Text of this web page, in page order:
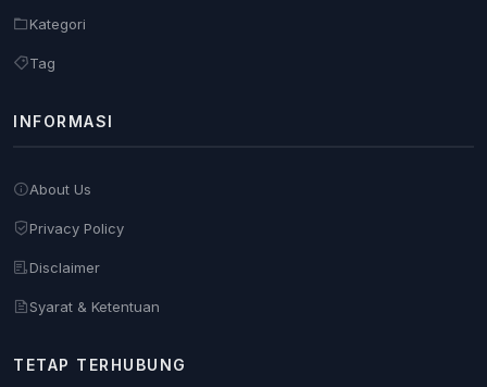
Kategori
Tag
INFORMASI
About Us
Privacy Policy
Disclaimer
Syarat & Ketentuan
TETAP TERHUBUNG